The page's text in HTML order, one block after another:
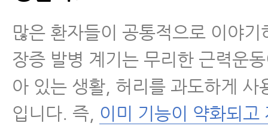
많은 환자들이 공통적으로 이야기
장증 발병 계기는 무리한 근력운
아 있는 생활, 허리를 과도하게 사
입니다. 즉, 이미 기능이 약화되고